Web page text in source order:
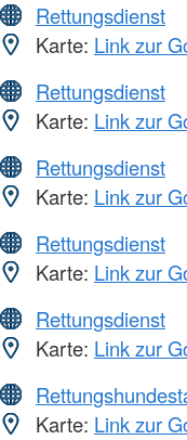
Rettungsdienst
Karte: Link zur
Rettungsdienst
Karte: Link zur
Rettungsdienst
Karte: Link zur
Rettungsdienst
Karte: Link zur
Rettungsdienst
Karte: Link zur
Karte: Link zur